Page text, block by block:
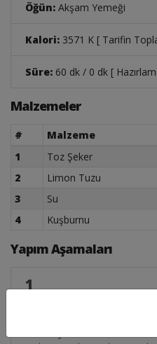
Öğün: Akşam Yemeği
Kalori: 3571 K [ Tarifin
Süre: 60 dk / 0 dk [
Malzemeler
# Malzeme
1
Toz Şeker
2
Limon Tuzu
3
Su
4
Kuşburnu
Yapım Aşamaları
1